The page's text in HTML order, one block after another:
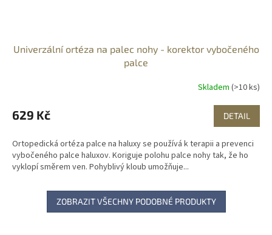
Univerzální ortéza na palec nohy - korektor vybočeného
palce
Skladem (>10 ks)
629 Kč DETAIL
Ortopedická ortéza palce na haluxy se používá k terapii a prevenci
vybočeného palce haluxov. Koriguje polohu palce nohy tak, že ho
vyklopí směrem ven. Pohyblivý kloub umožňuje...
ZOBRAZIT VŠECHNY PODOBNÉ PRODUKTY